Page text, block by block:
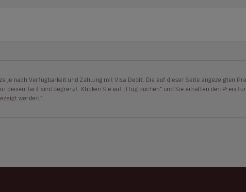
je nach Verfügbarkeit und Zahlung mit Visa Debit. Die auf dieser Seite angezeigten
Tarif sind begrenzt. Klicken Sie auf „Flug buchen“ und Sie erhalten den Preis
werden."